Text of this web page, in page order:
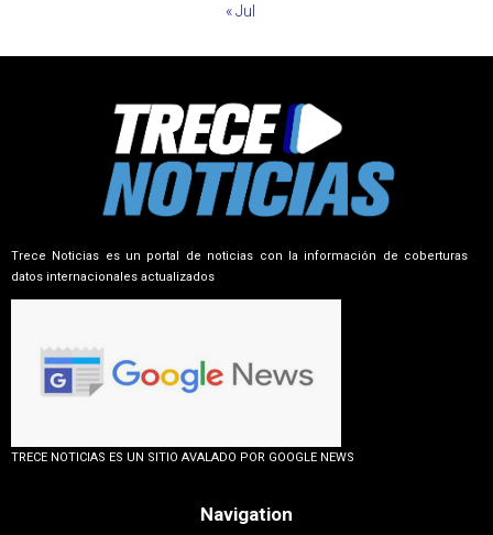
« Jul
Trece Noticias es un portal de noticias con la información de coberturas
datos internacionales actualizados
TRECE NOTICIAS ES UN SITIO AVALADO POR GOOGLE NEWS
Navigation